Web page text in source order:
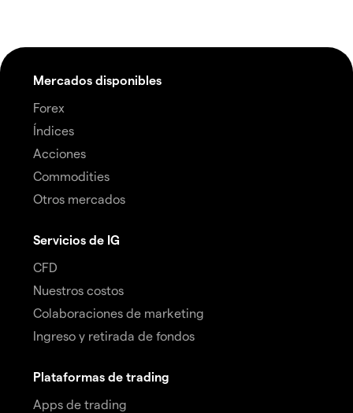
Mercados disponibles
Forex
Índices
Acciones
Commodities
Otros mercados
Servicios de IG
CFD
Nuestros costos
Colaboraciones de marketing
Ingreso y retirada de fondos
Plataformas de trading
Apps de trading